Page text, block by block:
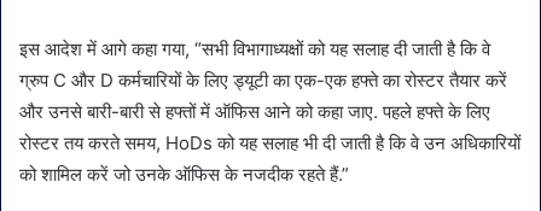
इस आदेश में आगे कहा गया, “सभी विभागाध्यक्षों को यह सलाह दी जाती है कि वे
ग्रुप C और D कर्मचारियों के लिए ड्यूटी का एक-एक हफ्ते का रोस्टर तैयार करें
और उनसे बारी-बारी से हफ्तों में ऑफिस आने को कहा जाए. पहले हफ्ते के लिए
रोस्टर तय करते समय, HoDs को यह सलाह भी दी जाती है कि वे उन अधिकारियों
को शामिल करें जो उनके ऑफिस के नजदीक रहते हैं.”